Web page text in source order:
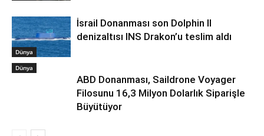
Dünya
İsrail Donanması son Dolphin II
denizaltısı INS Drakon’u teslim aldı
Dünya
ABD Donanması, Saildrone Voyager
Filosunu 16,3 Milyon Dolarlık Siparişle
Büyütüyor